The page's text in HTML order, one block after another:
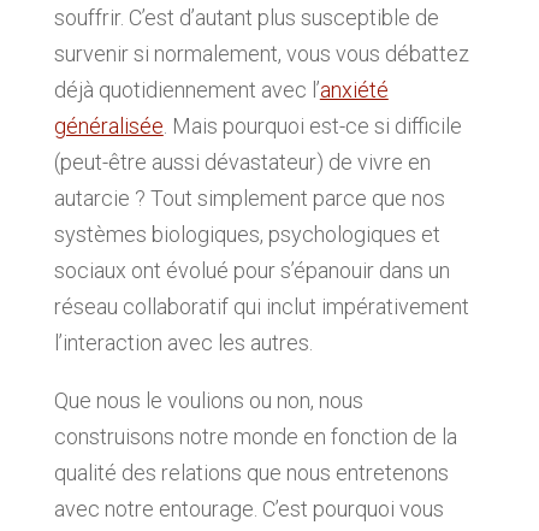
souffrir. C’est d’autant plus susceptible de
survenir si normalement, vous vous débattez
déjà quotidiennement avec l’anxiété
généralisée. Mais pourquoi est-ce si difficile
(peut-être aussi dévastateur) de vivre en
autarcie ? Tout simplement parce que nos
systèmes biologiques, psychologiques et
sociaux ont évolué pour s’épanouir dans un
réseau collaboratif qui inclut impérativement
l’interaction avec les autres.
Que nous le voulions ou non, nous
construisons notre monde en fonction de la
qualité des relations que nous entretenons
avec notre entourage. C’est pourquoi vous